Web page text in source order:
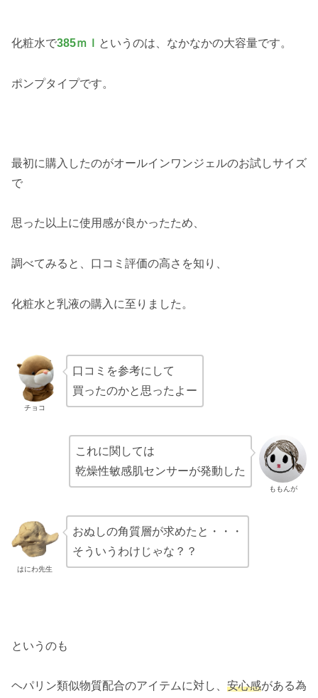
化粧水で385ｍｌ というのは、なかなかの大容量です。
ポンプタイプです。
最初に購入したのがオールインワンジェルのお試しサイズ
で
思った以上に使用感が良かったため、
調べてみると、口コミ評価の高さを知り、
化粧水と乳液の購入に至りました。
チョコ
口コミを参考にして
買ったのかと思ったよー
ももんが
これに関しては
乾燥性敏感肌センサーが発動した
はにわ先生
おぬしの角質層が求めたと・・・
そういうわけじゃな？？
というのも
ヘパリン類似物質配合のアイテムに対し、 安心感がある為